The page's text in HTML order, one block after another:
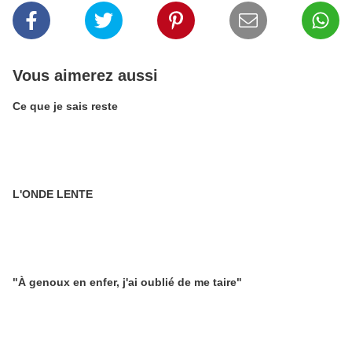
Vous aimerez aussi
Ce que je sais reste
L'ONDE LENTE
"À genoux en enfer, j'ai oublié de me taire"